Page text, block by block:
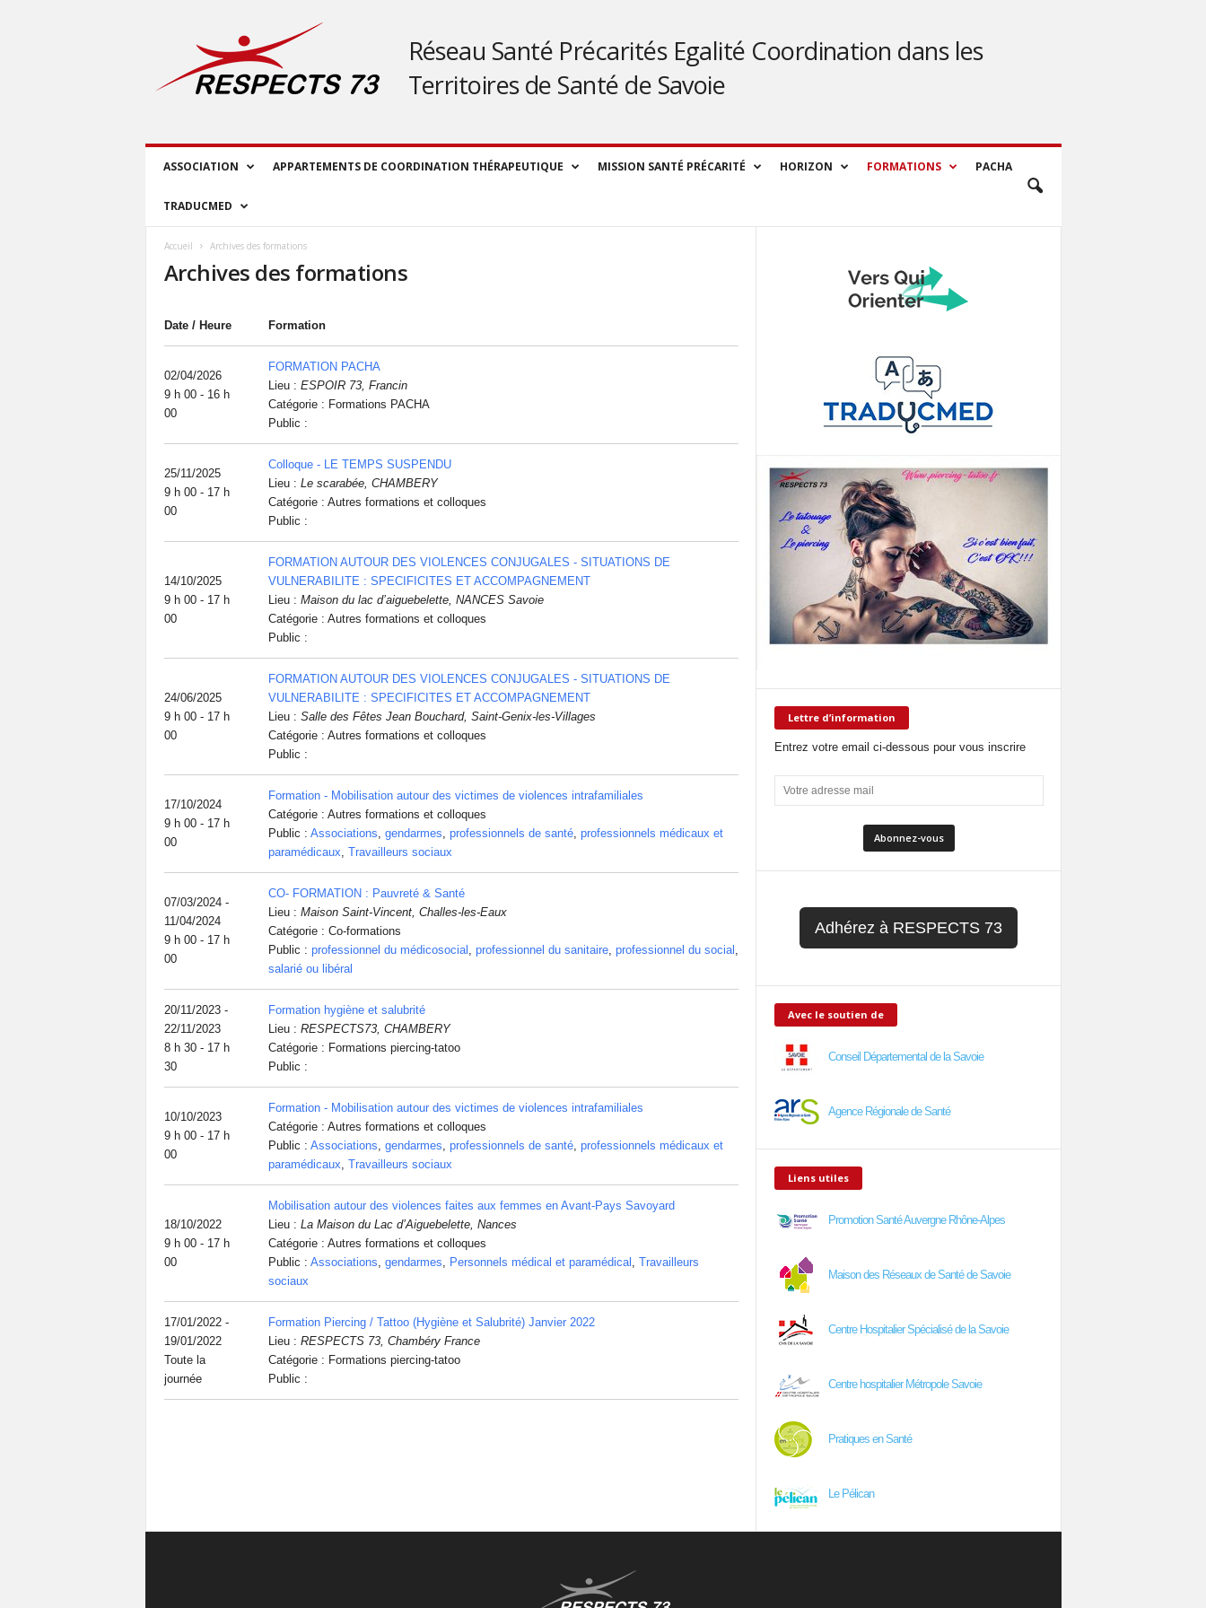
S
Réseau Santé Précarités Egalité Coordination dans les
Territoires de Santé de Savoie
ASSOCIATION APPARTEMENTS DE COORDINATION THÉRAPEUTIQUE MISSION SANTÉ PRÉCARITÉ HORIZON FORMATIONS PACHA
TRADUCMED
Accueil Archives des formations
Archives des formations
Date / Heure Formation
02/04/2026
9 h 00 - 16 h
00
FORMATION PACHA
Lieu : ESPOIR 73, Francin
Catégorie : Formations PACHA
Public :
25/11/2025
9 h 00 - 17 h
00
Colloque - LE TEMPS SUSPENDU
Lieu : Le scarabée, CHAMBERY
Catégorie : Autres formations et colloques
Public :
14/10/2025
9 h 00 - 17 h
00
FORMATION AUTOUR DES VIOLENCES CONJUGALES - SITUATIONS DE
VULNERABILITE : SPECIFICITES ET ACCOMPAGNEMENT
Lieu : Maison du lac d’aiguebelette, NANCES Savoie
Catégorie : Autres formations et colloques
Public :
24/06/2025
9 h 00 - 17 h
00
FORMATION AUTOUR DES VIOLENCES CONJUGALES - SITUATIONS DE
VULNERABILITE : SPECIFICITES ET ACCOMPAGNEMENT
Lieu : Salle des Fêtes Jean Bouchard, Saint-Genix-les-Villages
Catégorie : Autres formations et colloques
Public :
17/10/2024
9 h 00 - 17 h
00
Formation - Mobilisation autour des victimes de violences intrafamiliales
Catégorie : Autres formations et colloques
Public : Associations, gendarmes, professionnels de santé, professionnels médicaux et
paramédicaux, Travailleurs sociaux
07/03/2024 -
11/04/2024
9 h 00 - 17 h
00
CO- FORMATION : Pauvreté & Santé
Lieu : Maison Saint-Vincent, Challes-les-Eaux
Catégorie : Co-formations
Public : professionnel du médicosocial , professionnel du sanitaire, professionnel du social ,
salarié ou libéral
20/11/2023 -
22/11/2023
8 h 30 - 17 h
30
Formation hygiène et salubrité
Lieu : RESPECTS73, CHAMBERY
Catégorie : Formations piercing-tatoo
Public :
10/10/2023
9 h 00 - 17 h
00
Formation - Mobilisation autour des victimes de violences intrafamiliales
Catégorie : Autres formations et colloques
Public : Associations, gendarmes, professionnels de santé, professionnels médicaux et
paramédicaux, Travailleurs sociaux
18/10/2022
9 h 00 - 17 h
00
Mobilisation autour des violences faites aux femmes en Avant-Pays Savoyard
Lieu : La Maison du Lac d’Aiguebelette, Nances
Catégorie : Autres formations et colloques
Public : Associations, gendarmes, Personnels médical et paramédical , Travailleurs
sociaux
17/01/2022 -
19/01/2022
Toute la
journée
Formation Piercing / Tattoo (Hygiène et Salubrité) Janvier 2022
Lieu : RESPECTS 73, Chambéry France
Catégorie : Formations piercing-tatoo
Public :
Lettre d’information
Entrez votre email ci-dessous pour vous inscrire
Adhérez à RESPECTS 73
Avec le soutien de
Conseil Départemental de la Savoie
Agence Régionale de Santé
Liens utiles
Promotion Santé Auvergne Rhône-Alpes
Maison des Réseaux de Santé de Savoie
Centre Hospitalier Spécialisé de la Savoie
Centre hospitalier Métropole Savoie
Pratiques en Santé
Le Pélican